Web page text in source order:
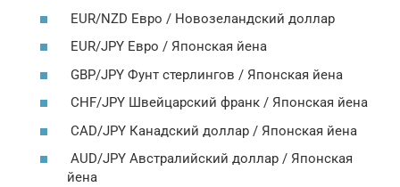
EUR/NZD Евро / Новозеландский доллар
EUR/JPY Евро / Японская йена
GBP/JPY Фунт стерлингов / Японская йена
CHF/JPY Швейцарский франк / Японская йена
CAD/JPY Канадский доллар / Японская йена
AUD/JPY Австралийский доллар / Японская
йена